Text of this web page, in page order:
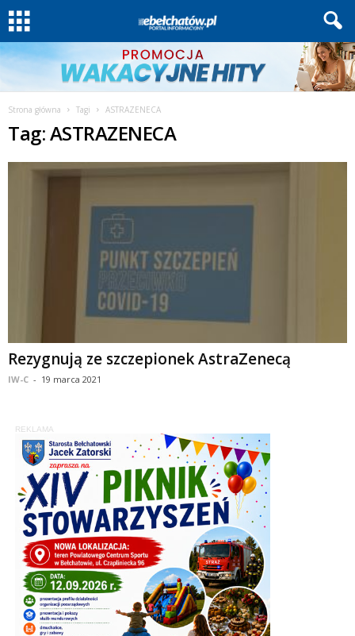
Strona główna Tagi ASTRAZENECA
Tag: ASTRAZENECA
Rezygnują ze szczepionek AstraZenecą
IW-C - 19 marca 2021
REKLAMA